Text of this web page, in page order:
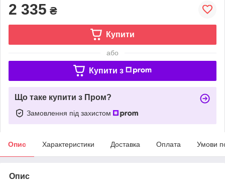
2 335 ₴
Купити
або
Купити з
Що таке купити з Пром?
Замовлення під захистом
Опис Характеристики Доставка Оплата Умови
Опис